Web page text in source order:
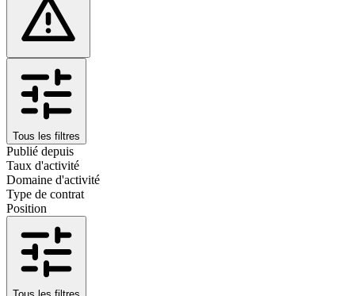
Tous les filtres
Publié depuis
Taux d'activité
Domaine d'activité
Type de contrat
Position